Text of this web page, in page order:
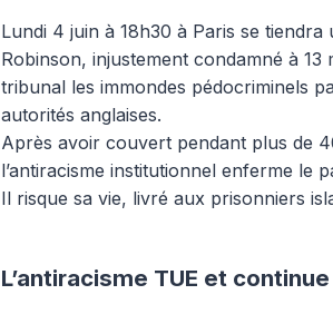
Lundi 4 juin à 18h30 à Paris se
Robinson, injustement condamné à
tribunal les immondes pédocriminels
autorités anglaises.
Après avoir couvert pendant plus de
l’antiracisme institutionnel enferme le
Il risque sa vie, livré aux prisonniers
L’antiracisme TUE et